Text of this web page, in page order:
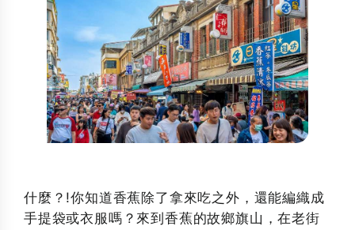
什麼？!你知道香蕉除了拿來吃之外，還能編織成
手提袋或衣服嗎？來到香蕉的故鄉旗山，在老街